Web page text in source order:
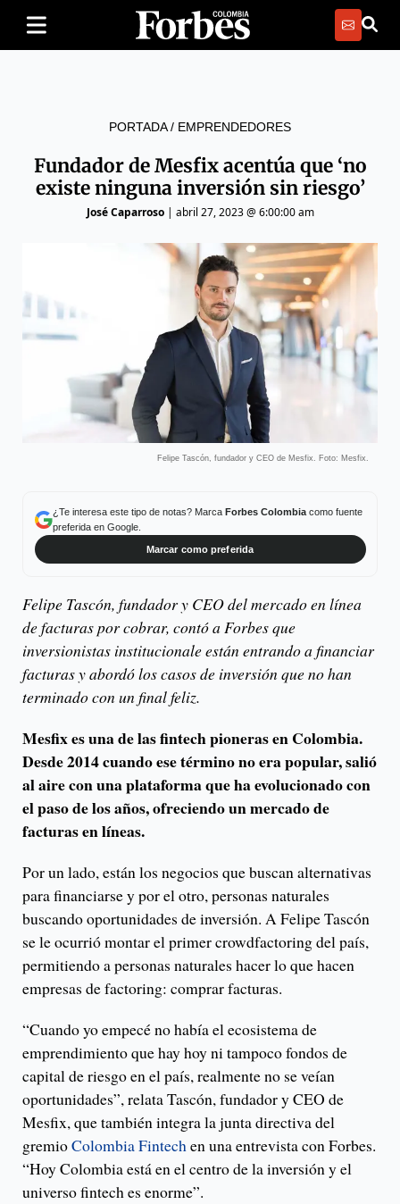
PORTADA/ EMPRENDEDORES
Fundador de Mesfix acentúa que ‘no
existe ninguna inversión sin riesgo’
José Caparroso| abril 27, 2023 @ 6:00:00 am
Felipe Tascón, fundador y CEO de Mesfix. Foto: Mesfix.
¿Te interesa este tipo de notas? Marca Forbes Colombiacomo fuente
preferida en Google.
Marcar como preferida
Felipe Tascón, fundador y CEO del mercado en línea
de facturas por cobrar, contó a Forbes que
inversionistas institucionale están entrando a financiar
facturas y abordó los casos de inversión que no han
terminado con un final feliz.
Mesfix es una de las fintech pioneras en Colombia.
Desde 2014 cuando ese término no era popular, salió
al aire con una plataforma que ha evolucionado con
el paso de los años, ofreciendo un mercado de
facturas en líneas.
Por un lado, están los negocios que buscan alternativas
para financiarse y por el otro, personas naturales
buscando oportunidades de inversión. A Felipe Tascón
se le ocurrió montar el primer crowdfactoring del país,
permitiendo a personas naturales hacer lo que hacen
empresas de factoring: comprar facturas.
“Cuando yo empecé no había el ecosistema de
emprendimiento que hay hoy ni tampoco fondos de
capital de riesgo en el país, realmente no se veían
oportunidades”, relata Tascón, fundador y CEO de
Mesfix, que también integra la junta directiva del
gremioColombia Fintechen una entrevista con Forbes.
“Hoy Colombia está en el centro de la inversión y el
universo fintech es enorme”.